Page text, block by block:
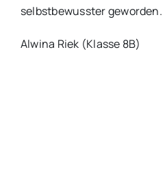
selbstbewusster geworden.
Alwina Riek (Klasse 8B)